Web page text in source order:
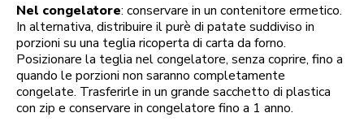
Nel congelatore: conservare in un contenitore ermetico.
In alternativa, distribuire il purè di patate suddiviso in
porzioni su una teglia ricoperta di carta da forno.
Posizionare la teglia nel congelatore, senza coprire, fino a
quando le porzioni non saranno completamente
congelate. Trasferirle in un grande sacchetto di plastica
con zip e conservare in congelatore fino a 1 anno.